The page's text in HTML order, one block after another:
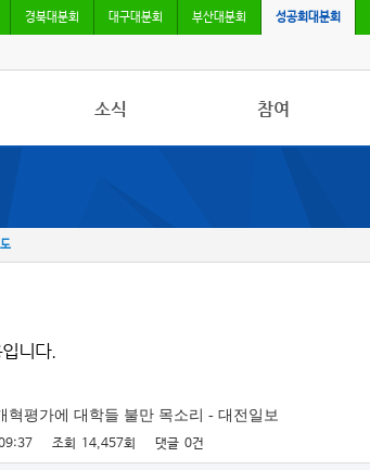
경북대분회 대구대분회 부산대분회 성공회대분회
소식 참여
니다.
혁평가에 대학들 불만 목소리 - 대전일보
조회 14,457회 댓글 0건